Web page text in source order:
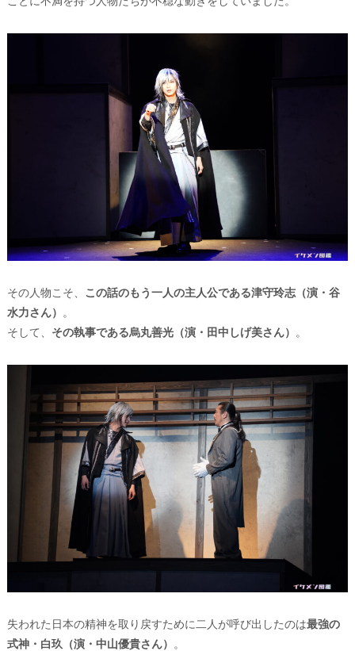
その人物こそ、 この話のもう一人の主人公である津守玲志（演・⾕
⽔⼒さん） 。
そして、 その執事である烏丸善光（演・田中しげ美さん） 。
失われた日本の精神を取り戻すために二人が呼び出したのは最強の
式神・白玖（演・中山優貴さん）
。